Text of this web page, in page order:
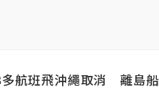
航班飛沖繩取消 離島